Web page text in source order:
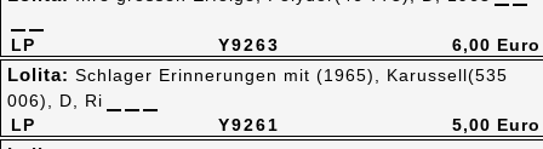
Y9263
LP 6,00 Euro
Y9261
LP
Lolita: Schlager Erinnerungen mit (1965), Karussell(535
006), D, Ri
5,00 Euro